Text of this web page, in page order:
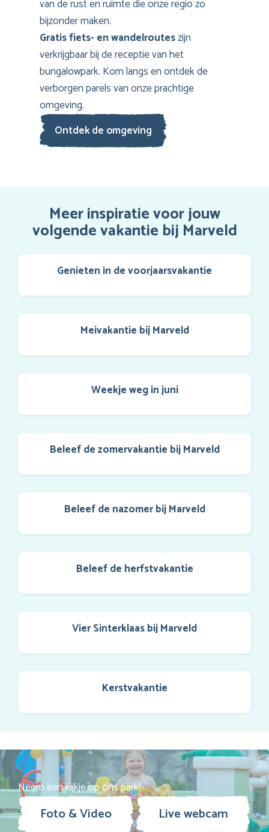
van de rust en ruimte die onze regio zo
bijzonder maken.
Gratis fiets- en wandelrouteszijn
verkrijgbaar bij de receptie van het
bungalowpark. Kom langs en ontdek de
verborgen parels van onze prachtige
omgeving.
Ontdek de omgeving
Meer inspiratie voor jouw
volgende vakantie bij Marveld
Genieten in de voorjaarsvakantie
Meivakantie bij Marveld
Weekje weg in juni
Beleef de zomervakantie bij Marveld
Beleef de nazomer bij Marveld
Beleef de herfstvakantie
Vier Sinterklaas bij Marveld
Kerstvakantie
Neem een kijkje op ons park!
Foto & Video Live webcam